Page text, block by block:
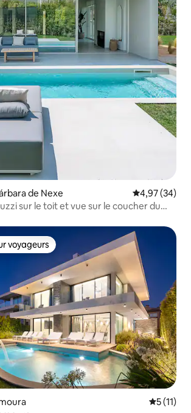
de Nexe Note
4,97 (34)
sur le toit et vue sur le coucher du
parmi les plus aimés
voyageurs
Note
5 (11)